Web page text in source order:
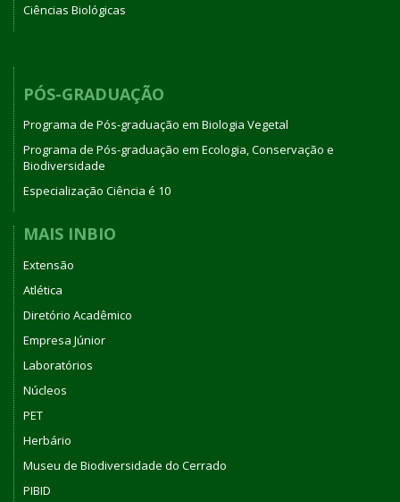
Ciências Biológicas
PÓS-GRADUAÇÃO
Programa de Pós-graduação em Biologia Vegetal
Programa de Pós-graduação em Ecologia, Conservação e
Biodiversidade
Especialização Ciência é 10
MAIS INBIO
Extensão
Atlética
Diretório Acadêmico
Empresa Júnior
Laboratórios
Núcleos
PET
Herbário
Museu de Biodiversidade do Cerrado
PIBID